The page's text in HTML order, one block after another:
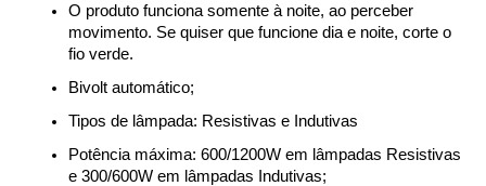
O produto funciona somente à noite, ao perceber
movimento. Se quiser que funcione dia e noite, corte o
fio verde.
Bivolt automático;
Tipos de lâmpada: Resistivas e Indutivas
Potência máxima: 600/1200W em lâmpadas Resistivas
e 300/600W em lâmpadas Indutivas;